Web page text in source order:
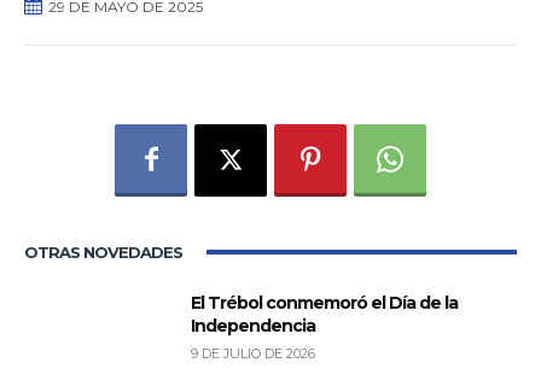
29 DE MAYO DE 2025
OTRAS NOVEDADES
El Trébol conmemoró el Día de la
Independencia
9 DE JULIO DE 2026